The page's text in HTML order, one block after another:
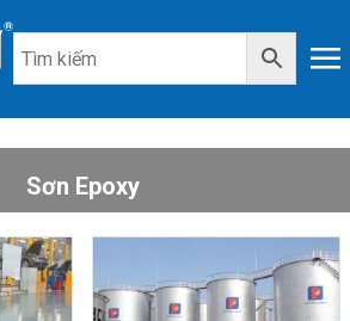
Sơn Epoxy